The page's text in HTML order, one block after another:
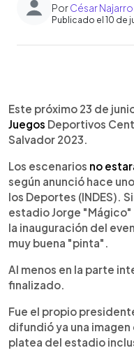
PorCésar
Publicado el 10 de
► Escuchar
Este próximo 23 de
Juegos Deportivos
Salvador 2023.
Los escenarios no
según anunció hace
los Deportes (INDES).
estadio Jorge
la inauguración del
muy buena "pinta".
Al menos en la parte
finalizado.
Fue el propio
difundió ya una
platea del estadio